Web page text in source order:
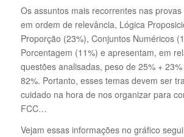
Os assuntos mais recorrentes nas
em ordem de relevância, Lógica
Proporção (23%), Conjuntos Numéricos
Porcentagem (11%) e apresentam, em
questões analisadas, peso de 25% +
82%. Portanto, esses temas devem ser
cuidado na hora de nos organizar para
FCC…
Vejam essas informações no gráfico